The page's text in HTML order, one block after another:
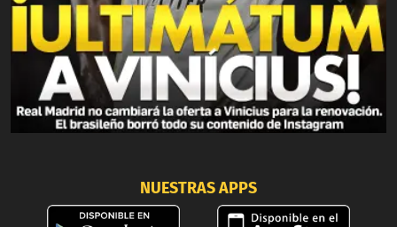
NUESTRAS APPS